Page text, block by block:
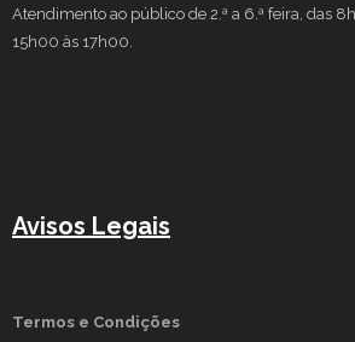
Atendimento ao público de 2.ª a 6.ª feira, das
15h00 às 17h00.
Avisos Legais
Termos e Condições